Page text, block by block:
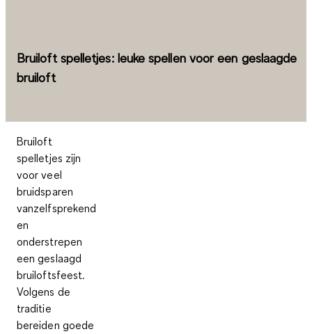
Bruiloft spelletjes: leuke spellen voor een geslaagde
bruiloft
Bruiloft
spelletjes zijn
voor veel
bruidsparen
vanzelfsprekend
en
onderstrepen
een geslaagd
bruiloftsfeest.
Volgens de
traditie
bereiden goede